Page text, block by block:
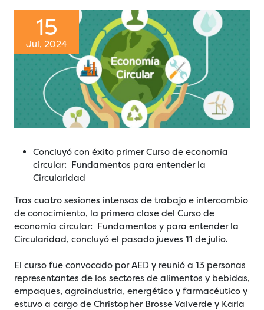
15
Jul, 2024
Concluyó con éxito primer Curso de economía
circular: Fundamentos para entender la
Circularidad
Tras cuatro sesiones intensas de trabajo e intercambio
de conocimiento, la primera clase del Curso de
economía circular: Fundamentos y para entender la
Circularidad, concluyó el pasado jueves 11 de julio.
El curso fue convocado por AED y reunió a 13 personas
representantes de los sectores de alimentos y bebidas,
empaques, agroindustria, energético y farmacéutico y
estuvo a cargo de Christopher Brosse Valverde y Karla